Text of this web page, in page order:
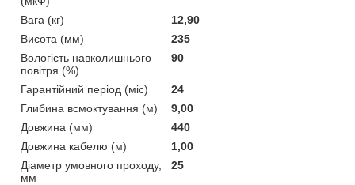
Вага (кг)
12,90
Висота (мм)
235
Вологість навколишнього
повітря (%)
90
Гарантійний період (міс)
24
Глибина всмоктування (м)
9,00
Довжина (мм)
440
Довжина кабелю (м)
1,00
Діаметр умовного проходу,
мм
25